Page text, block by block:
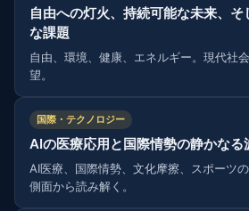
自由への灯火、持続可能な未来、
な課題
自由、環境、健康、エネルギー。現代社
望。
国際・テクノロジー
AIの医療応用と国際情勢の静かなる
AI医療、国際情勢、文化摩擦、スポーツ
側面から読み解く。